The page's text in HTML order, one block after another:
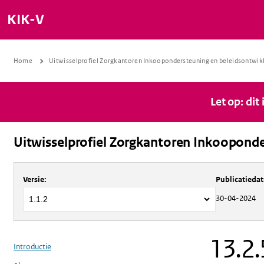
KIK-V
Home Uitwisselprofiel Zorgkantoren Inkoopondersteuning en
Let op: dit
Uitwisselprofiel Zorgkantoren
Over Uitwisselprofiel Zorgkantoren
Versie:
30-04-2024
Introductie